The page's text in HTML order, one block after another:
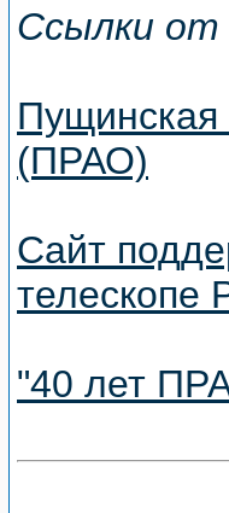
Ссылки от
Пущинская
(ПРАО)
Сайт
телескопе
"40 лет